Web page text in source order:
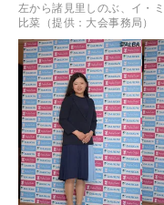
左から諸見里しのぶ、イ・
比菜（提供：大会事務局）